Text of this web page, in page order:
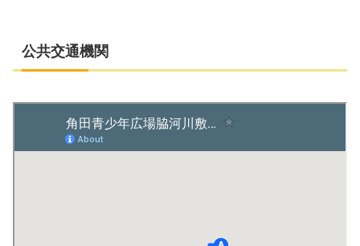
公共交通機関